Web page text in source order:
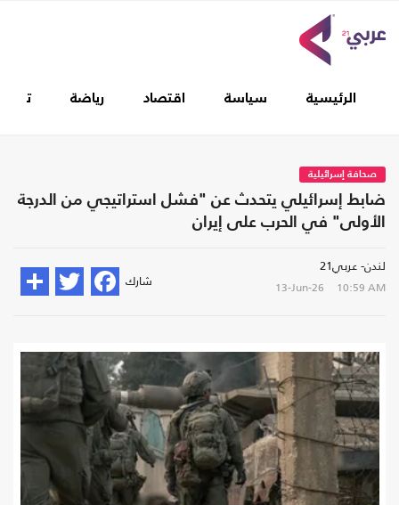
الرئيسية سياسة اقتصاد رياضة
صحافة إسرائيلية
ضابط إسرائيلي يتحدث عن "فشل استراتيجي من الدرجة
الأولى" في الحرب على إيران
لندن- عربي21
13-Jun-26 10:59 AM شارك